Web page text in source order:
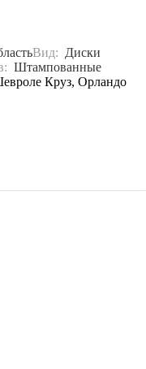
Вид: Диски
Штампованные
Круз, Орландо